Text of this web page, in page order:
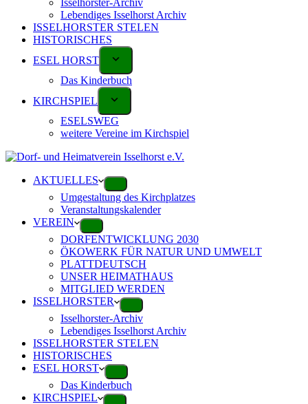
Isselhorster-Archiv
Lebendiges Isselhorst Archiv
ISSELHORSTER STELEN
HISTORISCHES
ESEL HORST
Das Kinderbuch
KIRCHSPIEL
ESELSWEG
weitere Vereine im Kirchspiel
AKTUELLES
Umgestaltung des Kirchplatzes
Veranstaltungskalender
VEREIN
DORFENTWICKLUNG 2030
ÖKOWERK FÜR NATUR UND UMWELT
PLATTDEUTSCH
UNSER HEIMATHAUS
MITGLIED WERDEN
ISSELHORSTER
Isselhorster-Archiv
Lebendiges Isselhorst Archiv
ISSELHORSTER STELEN
HISTORISCHES
ESEL HORST
Das Kinderbuch
KIRCHSPIEL